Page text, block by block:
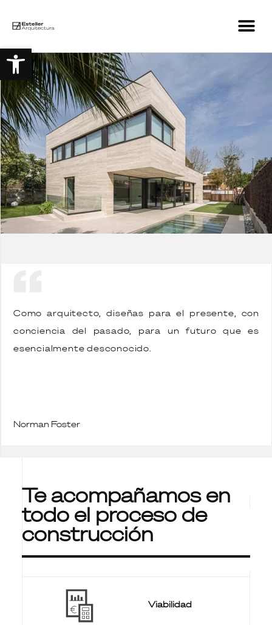
Como arquitecto, diseñas para el presente, con
conciencia del pasado, para un futuro que es
esencialmente desconocido.
Norman Foster
Te acompañamos en
todo el proceso de
construcción
Viabilidad
Abrir barra de